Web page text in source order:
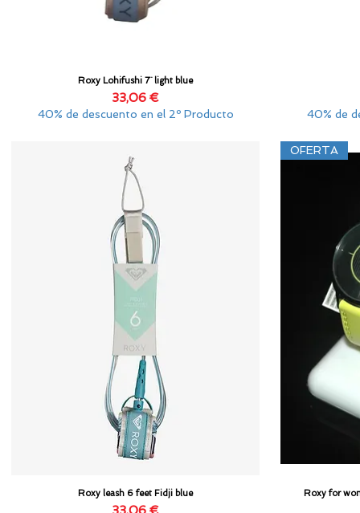
Vista rápida
Roxy Lohifushi 7¨ light blue
Precio
33,06 €
40% de descuento en el 2º Producto 40% de
Vista rápida
Roxy leash 6 feet Fidji blue
Precio
OFERTA
Roxy for